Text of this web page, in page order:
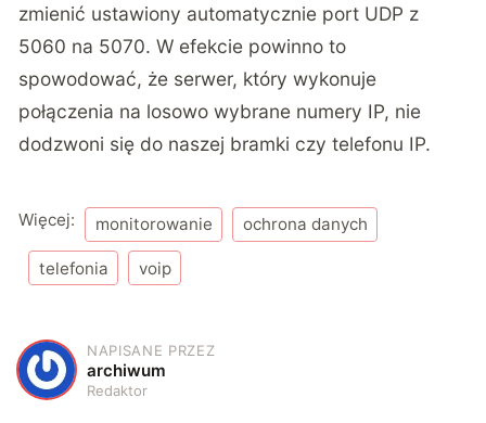
zmienić ustawiony automatycznie port UDP z
5060 na 5070. W efekcie powinno to
spowodować, że serwer, który wykonuje
połączenia na losowo wybrane numery IP, nie
dodzwoni się do naszej bramki czy telefonu IP.
Więcej: monitorowanie ochrona danych
telefonia voip
A
NAPISANE PRZEZ
archiwum
Redaktor